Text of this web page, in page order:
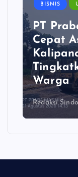
BISNIS
PT
Cepat
Warga
Redaksi